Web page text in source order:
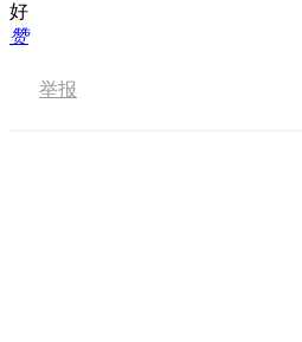
好
赞
举报